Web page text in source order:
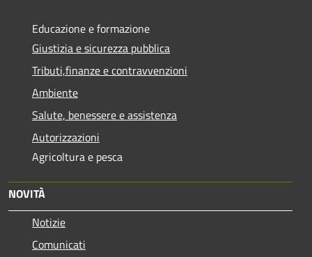
Educazione e formazione
Giustizia e sicurezza pubblica
Tributi,finanze e contravvenzioni
Ambiente
Salute, benessere e assistenza
Autorizzazioni
Agricoltura e pesca
NOVITÀ
Notizie
Comunicati